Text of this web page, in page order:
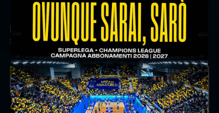
18 aprile 2026
Il commento del ds Lami dopo Gara 4 delle
Semifinali Play Off
INTERVIEWS